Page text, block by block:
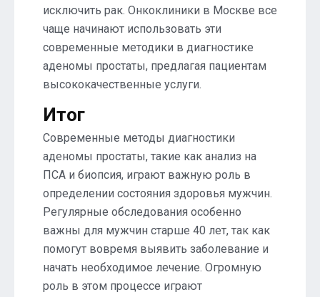
исключить рак. Онкоклиники в Москве все
чаще начинают использовать эти
современные методики в диагностике
аденомы простаты, предлагая пациентам
высококачественные услуги.
Итог
Современные методы диагностики
аденомы простаты, такие как анализ на
ПСА и биопсия, играют важную роль в
определении состояния здоровья мужчин.
Регулярные обследования особенно
важны для мужчин старше 40 лет, так как
помогут вовремя выявить заболевание и
начать необходимое лечение. Огромную
роль в этом процессе играют